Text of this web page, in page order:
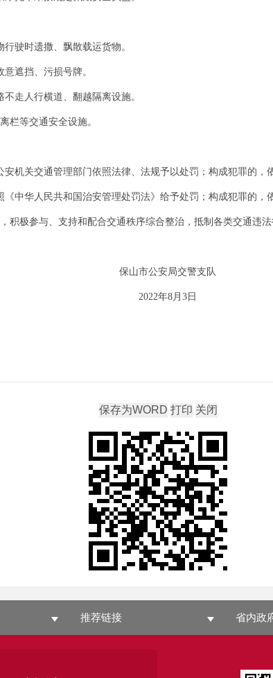
驶时遗撒、飘散载运货物。
遮挡、污损号牌。
走人行横道、翻越隔离设施。
栏等交通安全设施。
机关交通管理部门依照法律、法规予以处罚；构成犯罪的，
中华人民共和国治安管理处罚法》给予处罚；构成犯罪的，
积极参与、支持和配合交通秩序综合整治，抵制各类交通违
保山市公安局交警支队
2022年8月3日
推荐链接 省内政